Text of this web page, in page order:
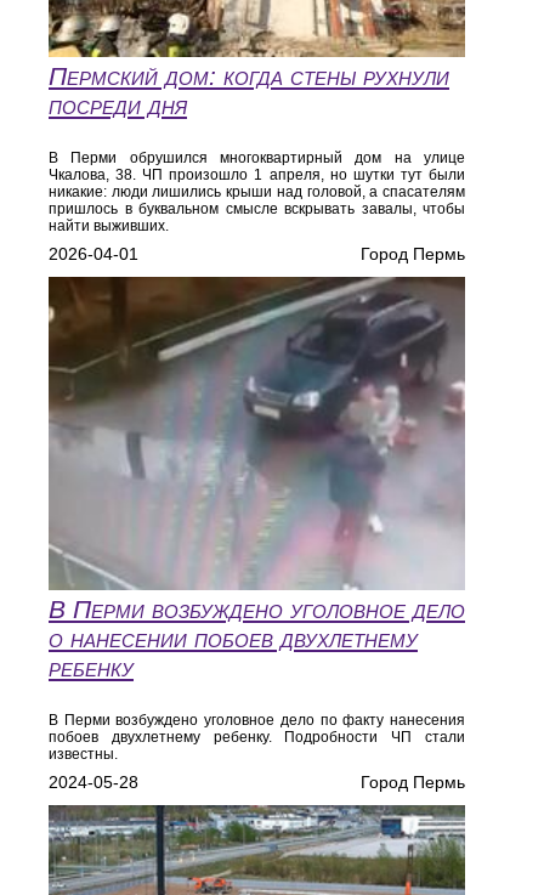
Пермский дом: когда стены рухнули
посреди дня
В Перми обрушился многоквартирный дом на улице
Чкалова, 38. ЧП произошло 1 апреля, но шутки тут были
никакие: люди лишились крыши над головой, а спасателям
пришлось в буквальном смысле вскрывать завалы, чтобы
найти выживших.
2026-04-01 Город Пермь
В Перми возбуждено уголовное дело
о нанесении побоев двухлетнему
ребенку
В Перми возбуждено уголовное дело по факту нанесения
побоев двухлетнему ребенку. Подробности ЧП стали
известны.
2024-05-28 Город Пермь